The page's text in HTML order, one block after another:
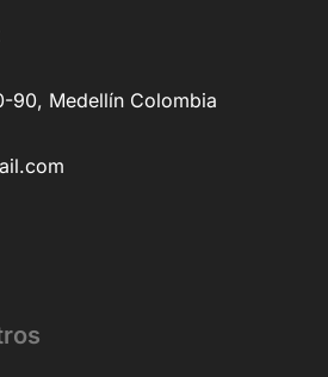
90, Medellín Colombia